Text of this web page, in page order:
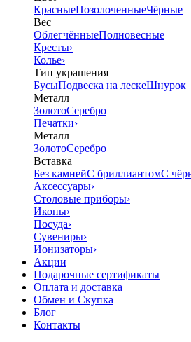
КрасныеПозолоченныеЧёрные
Вес
ОблегчённыеПолновесные
Кресты›
Колье›
Тип украшения
БусыПодвеска на лескеШнурок
Металл
ЗолотоСеребро
Печатки›
Металл
ЗолотоСеребро
Вставка
Без камнейС бриллиантомС
Аксессуары›
Столовые приборы›
Иконы›
Посуда›
Сувениры›
Ионизаторы›
Акции
Подарочные сертификаты
Оплата и доставка
Обмен и Скупка
Блог
Контакты